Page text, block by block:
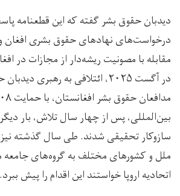
دیدبان حقوق بشر گفته که این قطعنامه
درخواست‌های نهادهای حقوق بشری افغان و
مقابله با مصونیت ریشه‌دار از مجازات در
در آگست ۲۰۲۵، ائتلافی به رهبری
بین‌المللی، پس از چهار سال تلاش، بار
سازوکار تحقیقی شدند. طی سال گذشته
ملل و کشورهای مختلف به گروه‌های جامعه
اتحادیه اروپا خواستند این اقدام را پیش ببرد.